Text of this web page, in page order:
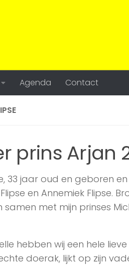
Agenda Contact
prins Arjan
33 jaar oud en geboren
en Annemiek Flipse.
samen met mijn prinses
hebben wij een hele
doerak, lijkt op zijn